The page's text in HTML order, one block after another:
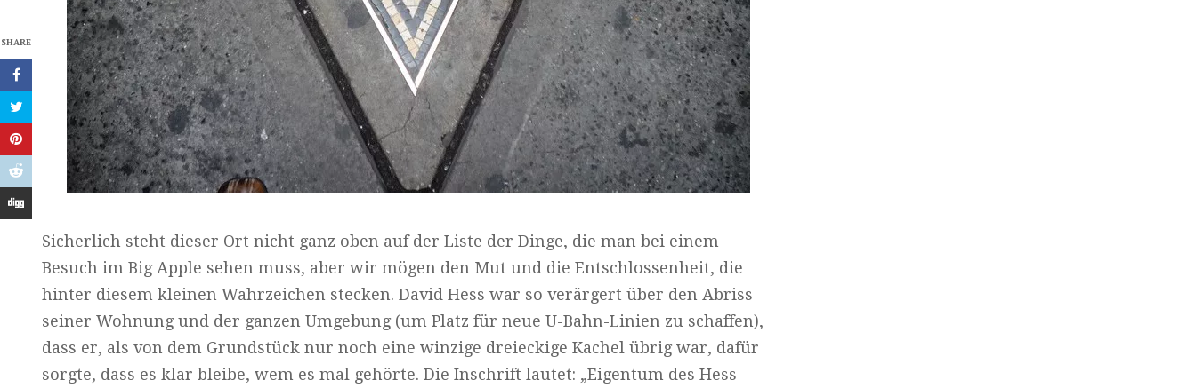
SHARE
Sicherlich steht dieser Ort nicht ganz oben auf der Liste der Dinge, die man bei einem
Besuch im Big Apple sehen muss, aber wir mögen den Mut und die Entschlossenheit, die
hinter diesem kleinen Wahrzeichen stecken. David Hess war so verärgert über den Abriss
seiner Wohnung und der ganzen Umgebung (um Platz für neue U-Bahn-Linien zu schaffen),
dass er, als von dem Grundstück nur noch eine winzige dreieckige Kachel übrig war, dafür
sorgte, dass es klar bleibe, wem es mal gehörte. Die Inschrift lautet: „Eigentum des Hess-